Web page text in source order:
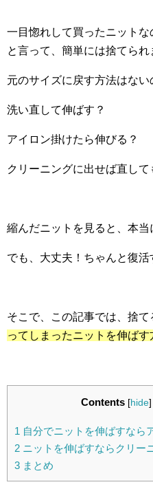
一目惚れして買ったニット
と言って、簡単には捨てられ
元のサイズに戻す方法はない
洗い直して伸ばす？
アイロン掛けたら伸びる？
クリーニングに出せば直して
縮んだニットを見ると、本当
でも、大丈夫！ちゃんと復活
そこで、この記事では、捨
ってしまったニットを伸ばす
Contents [hide]
1 自分でニットを伸ばすなら
2 ニットを伸ばすならクリー
3 まとめ